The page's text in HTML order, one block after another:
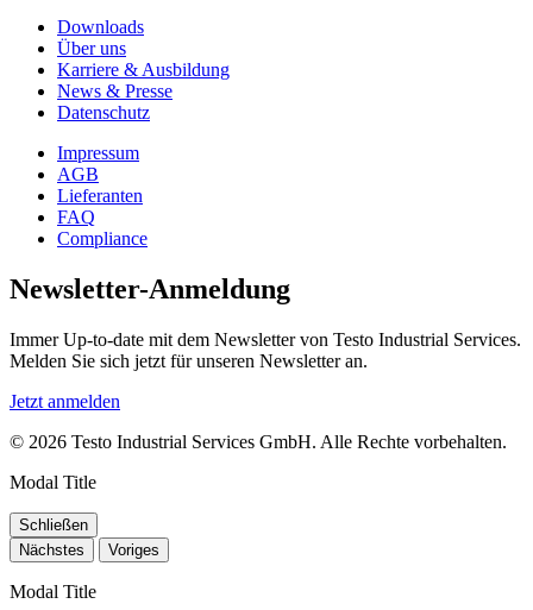
Downloads
Über uns
Karriere & Ausbildung
News & Presse
Datenschutz
Impressum
AGB
Lieferanten
FAQ
Compliance
Newsletter-Anmeldung
Immer Up-to-date mit dem Newsletter von Testo Industrial Services.
Melden Sie sich jetzt für unseren Newsletter an.
Jetzt anmelden
© 2026 Testo Industrial Services GmbH. Alle Rechte vorbehalten.
Modal Title
Schließen
Nächstes
Voriges
Modal Title